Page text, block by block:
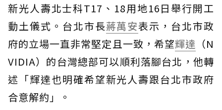
新光人壽北士科T17、18用地16日舉行開工
動土儀式。台北市長蔣萬安表示，台北市政
府的立場一直非常堅定且一致，希望輝達 （N
VIDIA）的台灣總部可以順利落腳台北，他轉
述「輝達也明確希望新光人壽跟台北市政府
合意解約」。